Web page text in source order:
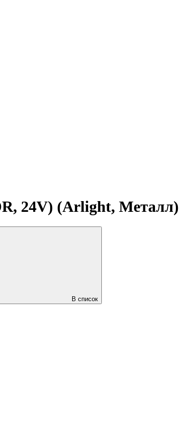
24V) (Arlight, Металл)
В список